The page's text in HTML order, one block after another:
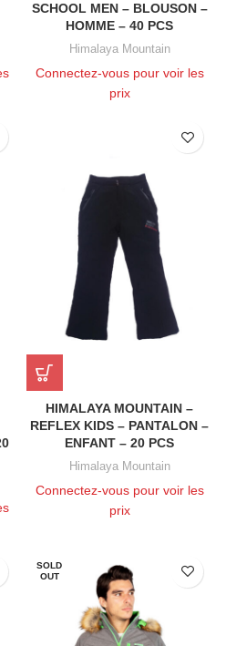
SCHOOL MEN – BLOUSON –
HOMME – 40 PCS
Himalaya Mountain
Connectez-vous pour voir les
prix
HIMALAYA MOUNTAIN –
REFLEX KIDS – PANTALON –
ENFANT – 20 PCS
Himalaya Mountain
Connectez-vous pour voir les
prix
SOLD
OUT